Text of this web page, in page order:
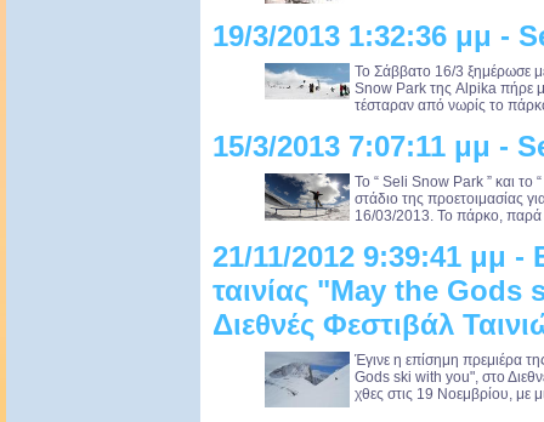
19/3/2013 1:32:36 μμ -
Το Σάββατο 16/3 ξημέρωσε
Snow Park της Alpika πήρε
τέσταραν από νωρίς το
15/3/2013 7:07:11 μμ -
Το “ Seli Snow Park ” και το
στάδιο της προετοιμασίας
16/03/2013. Το πάρκο, παρά
21/11/2012 9:39:41 μμ -
ταινίας "May the
Διεθνές Φεστιβάλ
Έγινε η επίσημη πρεμιέρα
Gods ski with you", στο
χθες στις 19 Νοεμβρίου, με